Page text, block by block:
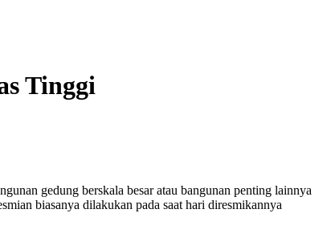
Tinggi
gedung berskala besar atau bangunan penting lainnya
biasanya dilakukan pada saat hari diresmikannya